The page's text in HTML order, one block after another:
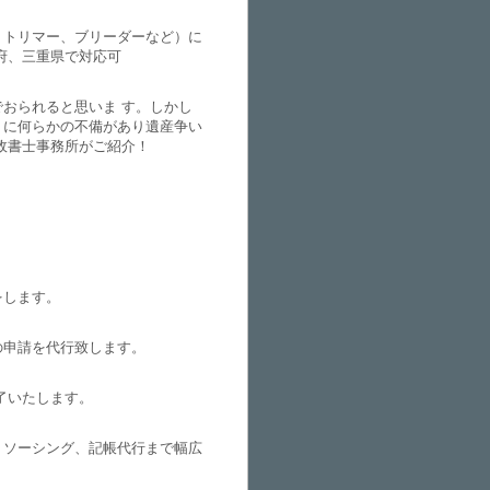
リマー、ブリーダーなど）に
、三重県で対応可
られると思いま す。しかし
何らかの不備があり遺産争い
士事務所がご紹介！
ます。
請を代行致します。
たします。
ーシング、記帳代行まで幅広